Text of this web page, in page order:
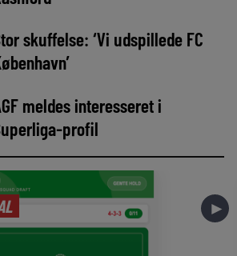
skuffelse: ‘Vi udspillede FC
meldes interesseret i
profil
►